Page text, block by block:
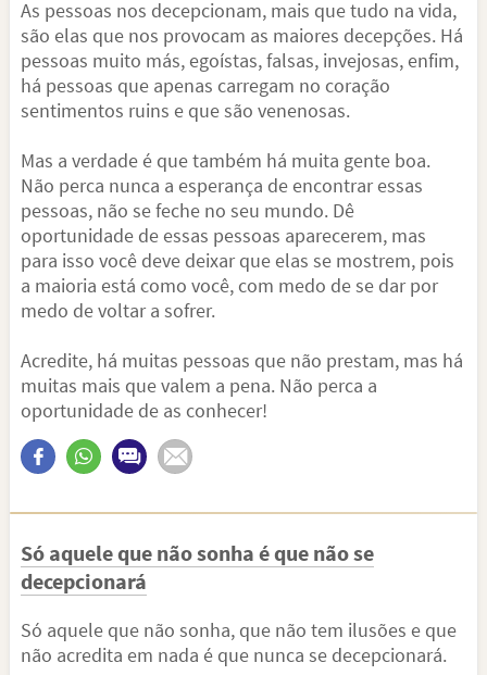
As pessoas nos decepcionam, mais que tudo na vida,
são elas que nos provocam as maiores decepções. Há
pessoas muito más, egoístas, falsas, invejosas, enfim,
há pessoas que apenas carregam no coração
sentimentos ruins e que são venenosas.
Mas a verdade é que também há muita gente boa.
Não perca nunca a esperança de encontrar essas
pessoas, não se feche no seu mundo. Dê
oportunidade de essas pessoas aparecerem, mas
para isso você deve deixar que elas se mostrem, pois
a maioria está como você, com medo de se dar por
medo de voltar a sofrer.
Acredite, há muitas pessoas que não prestam, mas há
muitas mais que valem a pena. Não perca a
oportunidade de as conhecer!
Só aquele que não sonha é que não se
decepcionará
Só aquele que não sonha, que não tem ilusões e que
não acredita em nada é que nunca se decepcionará.